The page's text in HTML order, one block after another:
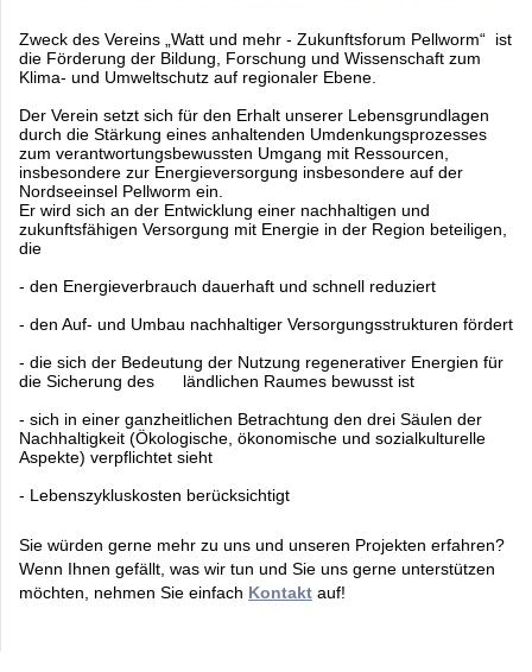
Zweck des Vereins „Watt und mehr - Zukunftsforum Pellworm“ ist
die Förderung der Bildung, Forschung und Wissenschaft zum
Klima- und Umweltschutz auf regionaler Ebene.
Der Verein setzt sich für den Erhalt unserer Lebensgrundlagen
durch die Stärkung eines anhaltenden Umdenkungsprozesses
zum verantwortungsbewussten Umgang mit Ressourcen,
insbesondere zur Energieversorgung insbesondere auf der
Nordseeinsel Pellworm ein.
Er wird sich an der Entwicklung einer nachhaltigen und
zukunftsfähigen Versorgung mit Energie in der Region beteiligen,
die
- den Energieverbrauch dauerhaft und schnell reduziert
- den Auf- und Umbau nachhaltiger Versorgungsstrukturen fördert
- die sich der Bedeutung der Nutzung regenerativer Energien für
die Sicherung des ländlichen Raumes bewusst ist
- sich in einer ganzheitlichen Betrachtung den drei Säulen der
Nachhaltigkeit (Ökologische, ökonomische und sozialkulturelle
Aspekte) verpflichtet sieht
- Lebenszykluskosten berücksichtigt
Sie würden gerne mehr zu uns und unseren Projekten erfahren?
Wenn Ihnen gefällt, was wir tun und Sie uns gerne unterstützen
möchten, nehmen Sie einfach Kontakt auf!